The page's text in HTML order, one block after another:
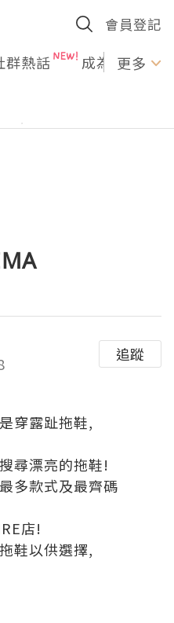
會員登記
群熱話 成為U更多
追蹤
穿露趾拖鞋,
尋漂亮的拖鞋!
多款式及最齊碼
店!
鞋以供選擇,